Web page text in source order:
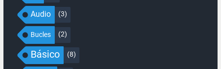
Audio (3)
Bucles (2)
Básico (8)